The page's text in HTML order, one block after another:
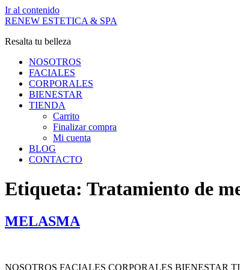
Ir al contenido
RENEW ESTETICA & SPA
Resalta tu belleza
NOSOTROS
FACIALES
CORPORALES
BIENESTAR
TIENDA
Carrito
Finalizar compra
Mi cuenta
BLOG
CONTACTO
Etiqueta: Tratamiento de
MELASMA
NOSOTROS FACIALES CORPORALES BIENESTAR